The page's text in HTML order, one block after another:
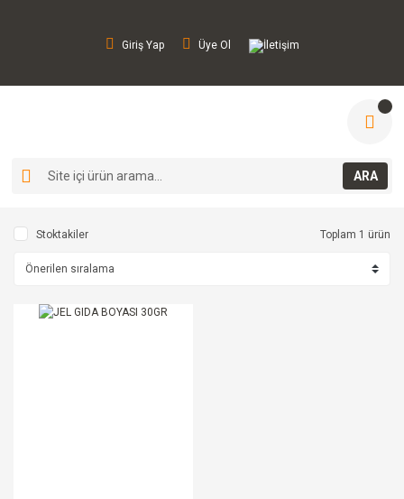
Giriş Yap Üye Ol İletişim
ARA
Stoktakiler Toplam 1 ürün